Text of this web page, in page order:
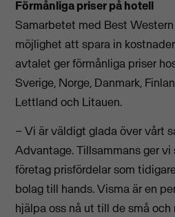
Förmånliga priser på hotell
Samarbetet med Best
möjlighet att spara in
avtalet ger förmånliga priser
Sverige, Norge, Danmark,
Lettland och Litauen.
– Vi är väldigt glada över vårt
Advantage. Tillsammans ger
företag prisfördelar som
bolag till hands. Visma är en
hjälpa oss nå ut till de små